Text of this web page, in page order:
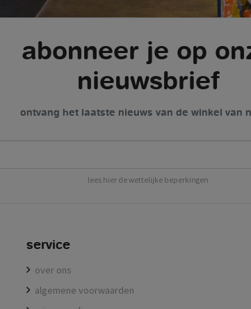
abonneer je op
nieuwsbrief
ontvang het laatste nieuws van de winkel van
lees hier de wettelijke beperkingen
service
over ons
algemene voorwaarden